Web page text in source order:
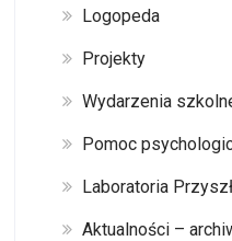
Logopeda
Projekty
Wydarzenia
Pomoc
Laboratoria
Aktualności –